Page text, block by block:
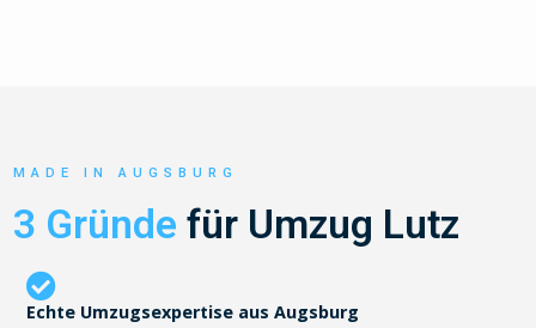
MADE IN AUGSBURG
3 Gründe für Umzug Lutz
Echte Umzugsexpertise aus Augsburg